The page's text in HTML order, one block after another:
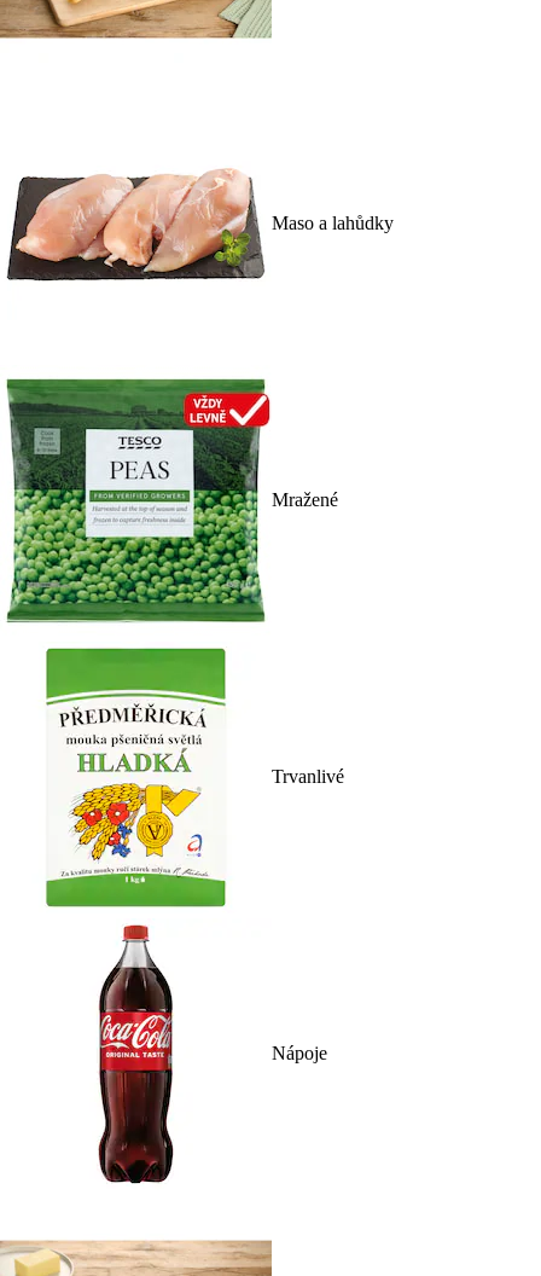
Maso a lahůdky
Mražené
Trvanlivé
Nápoje